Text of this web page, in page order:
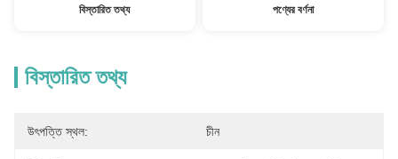
বিস্তারিত তথ্য পণ্যের বর্ণনা
বিস্তারিত তথ্য
উৎপত্তি স্থল: চীন